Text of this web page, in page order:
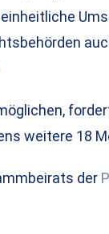
weitere 18
der